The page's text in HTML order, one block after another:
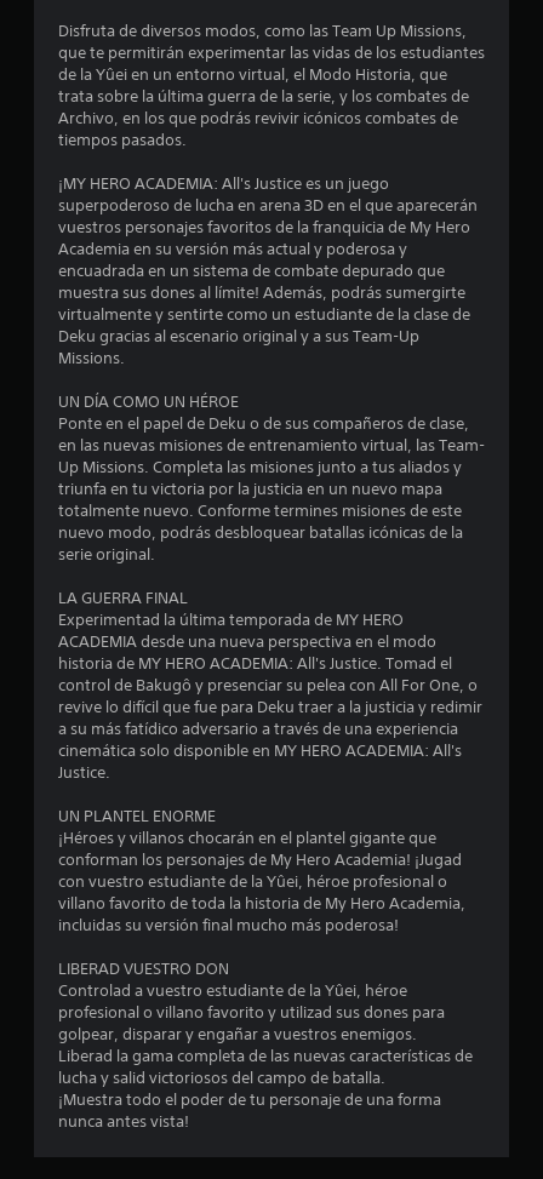
d
i
o
3
.
9
s
t
r
l
a
s
c
c
o
e
s
Disfruta de diversos modos, como las Team Up Missions,
que te permitirán experimentar las vidas de los estudiantes
de la Yûei en un entorno virtual, el Modo Historia, que
trata sobre la última guerra de la serie, y los combates de
Archivo, en los que podrás revivir icónicos combates de
tiempos pasados.
¡MY HERO ACADEMIA: All's Justice es un juego
superpoderoso de lucha en arena 3D en el que aparecerán
vuestros personajes favoritos de la franquicia de My Hero
Academia en su versión más actual y poderosa y
encuadrada en un sistema de combate depurado que
muestra sus dones al límite! Además, podrás sumergirte
virtualmente y sentirte como un estudiante de la clase de
Deku gracias al escenario original y a sus Team-Up
Missions.
UN DÍA COMO UN HÉROE
Ponte en el papel de Deku o de sus compañeros de clase,
en las nuevas misiones de entrenamiento virtual, las Team-
Up Missions. Completa las misiones junto a tus aliados y
triunfa en tu victoria por la justicia en un nuevo mapa
totalmente nuevo. Conforme termines misiones de este
nuevo modo, podrás desbloquear batallas icónicas de la
serie original.
LA GUERRA FINAL
Experimentad la última temporada de MY HERO
ACADEMIA desde una nueva perspectiva en el modo
historia de MY HERO ACADEMIA: All's Justice. Tomad el
control de Bakugô y presenciar su pelea con All For One, o
revive lo difícil que fue para Deku traer a la justicia y redimir
a su más fatídico adversario a través de una experiencia
cinemática solo disponible en MY HERO ACADEMIA: All's
Justice.
UN PLANTEL ENORME
¡Héroes y villanos chocarán en el plantel gigante que
conforman los personajes de My Hero Academia! ¡Jugad
con vuestro estudiante de la Yûei, héroe profesional o
villano favorito de toda la historia de My Hero Academia,
incluidas su versión final mucho más poderosa!
LIBERAD VUESTRO DON
Controlad a vuestro estudiante de la Yûei, héroe
profesional o villano favorito y utilizad sus dones para
golpear, disparar y engañar a vuestros enemigos.
Liberad la gama completa de las nuevas características de
lucha y salid victoriosos del campo de batalla.
¡Muestra todo el poder de tu personaje de una forma
nunca antes vista!